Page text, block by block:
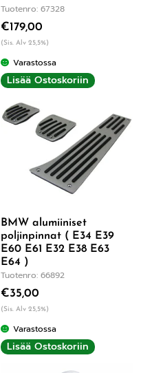
Tuotenro: 67328
€179,00
(Sis. Alv 25,5%)
Varastossa
Lisää Ostoskoriin
BMW alumiiniset
poljinpinnat ( E34 E39
E60 E61 E32 E38 E63
E64 )
Tuotenro: 66892
€35,00
(Sis. Alv 25,5%)
Varastossa
Lisää Ostoskoriin